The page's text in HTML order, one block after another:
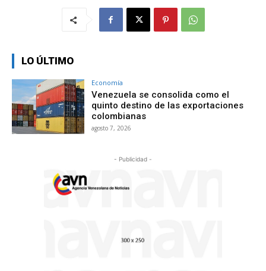
LO ÚLTIMO
Economía
Venezuela se consolida como el
quinto destino de las exportaciones
colombianas
agosto 7, 2026
- Publicidad -